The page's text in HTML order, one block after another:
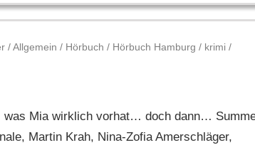
/Allgemein / Hörbuch / Hörbuch Hamburg / krimi /
was Mia wirklich vorhat… doch dann…
Martin Krah, Nina-Zofia Amerschläger,